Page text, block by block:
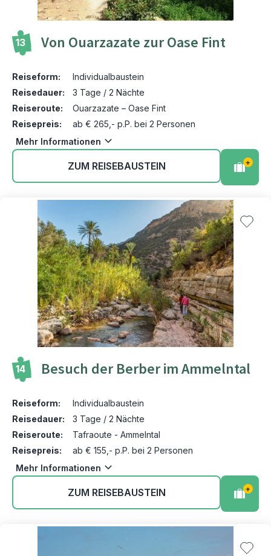
13 Von Ouarzazate zur Oase Fint
Reiseform:
Individualbaustein
Reisedauer:
3 Tage / 2 Nächte
Reiseroute:
Ouarzazate – Oase Fint
Reisepreis:
ab € 265,- p.P. bei 2 Personen
Mehr Informationen
ZUM REISEBAUSTEIN +
14 Besuch der Berber im Ammelntal
Reiseform:
Individualbaustein
Reisedauer:
3 Tage / 2 Nächte
Reiseroute:
Tafraoute - Ammelntal
Reisepreis:
ab € 155,- p.P. bei 2 Personen
Mehr Informationen
ZUM REISEBAUSTEIN +